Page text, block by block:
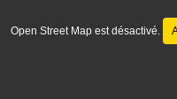
Open Street Map est désactivé.